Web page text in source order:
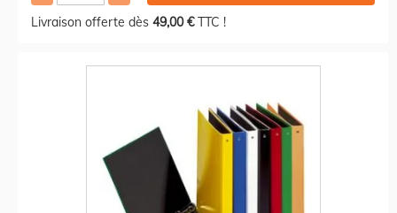
Livraison offerte dès 49,00 €TTC !